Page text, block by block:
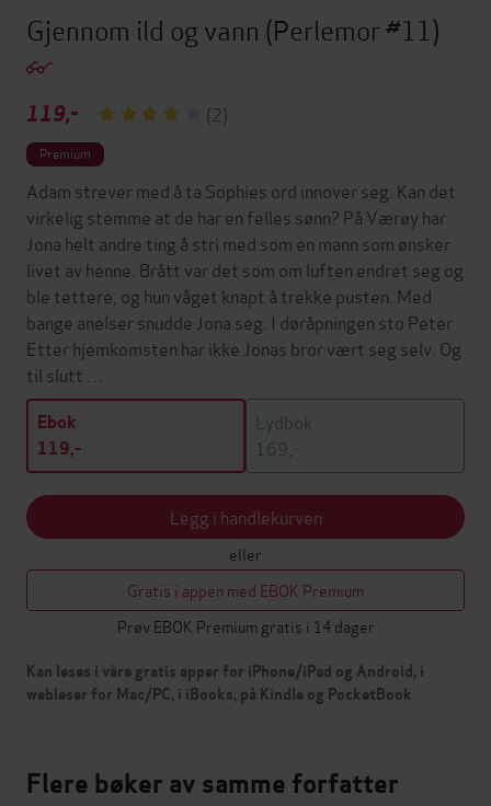
Gjennom ild og vann (Perlemor #11)
119,- (2)
Premium
Adam strever med å ta Sophies ord innover seg. Kan det
virkelig stemme at de har en felles sønn? På Værøy har
Jona helt andre ting å stri med som en mann som ønsker
livet av henne. Brått var det som om luften endret seg og
ble tettere, og hun våget knapt å trekke pusten. Med
bange anelser snudde Jona seg. I døråpningen sto Peter
Etter hjemkomsten har ikke Jonas bror vært seg selv. Og
til slutt …
Ebok
119,-
Lydbok
169,-
Legg i handlekurven
eller
Gratis i appen med EBOK Premium
Prøv EBOK Premium gratis i 14 dager
Kan leses i våre gratis apper for iPhone/iPad og Android, i
webleser for Mac/PC, i iBooks, på Kindle og PocketBook
Flere bøker av samme forfatter